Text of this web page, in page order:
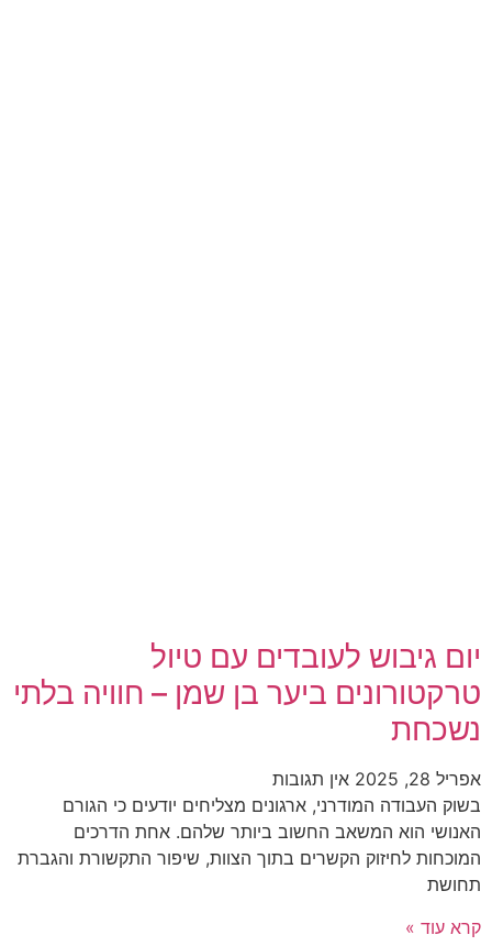
יום גיבוש לעובדים עם טיול
טרקטורונים ביער בן שמן – חוויה בלתי
נשכחת
אפריל 28, 2025
אין תגובות
בשוק העבודה המודרני, ארגונים מצליחים יודעים כי הגורם
האנושי הוא המשאב החשוב ביותר שלהם. אחת הדרכים
המוכחות לחיזוק הקשרים בתוך הצוות, שיפור התקשורת והגברת
תחושת
קרא עוד »